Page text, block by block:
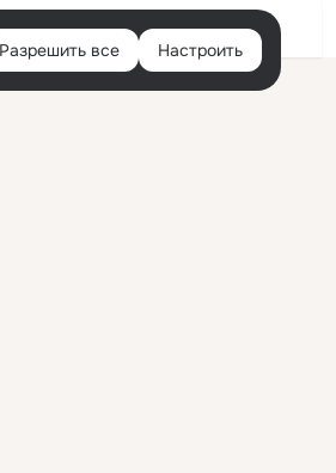
Войти
Разрешить все Настроить